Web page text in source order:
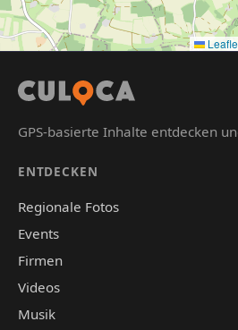
GPS-basierte Inhalte entdecken
ENTDECKEN
Regionale Fotos
Events
Firmen
Videos
Musik